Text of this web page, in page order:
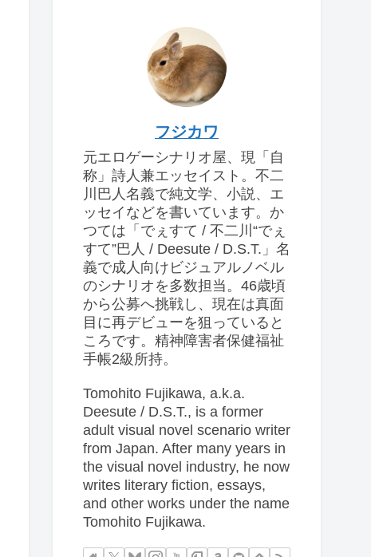
フジカワ
元エロゲーシナリオ屋、現「自
称」詩人兼エッセイスト。不二
川巴人名義で純文学、小説、エ
ッセイなどを書いています。か
つては「でぇすて / 不二川“でぇ
すて”巴人 / Deesute / D.S.T.」名
義で成人向けビジュアルノベル
のシナリオを多数担当。46歳頃
から公募へ挑戦し、現在は真面
目に再デビューを狙っていると
ころです。精神障害者保健福祉
手帳2級所持。
Tomohito Fujikawa, a.k.a.
Deesute / D.S.T., is a former
adult visual novel scenario writer
from Japan. After many years in
the visual novel industry, he now
writes literary fiction, essays,
and other works under the name
Tomohito Fujikawa.